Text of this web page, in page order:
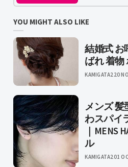
YOU MIGHT ALSO LIKE
結婚式 お
ばれ 着物
KAMIGATA220
メンズ 髪
わスパイ
｜MENS
ル
KAMIGATA201